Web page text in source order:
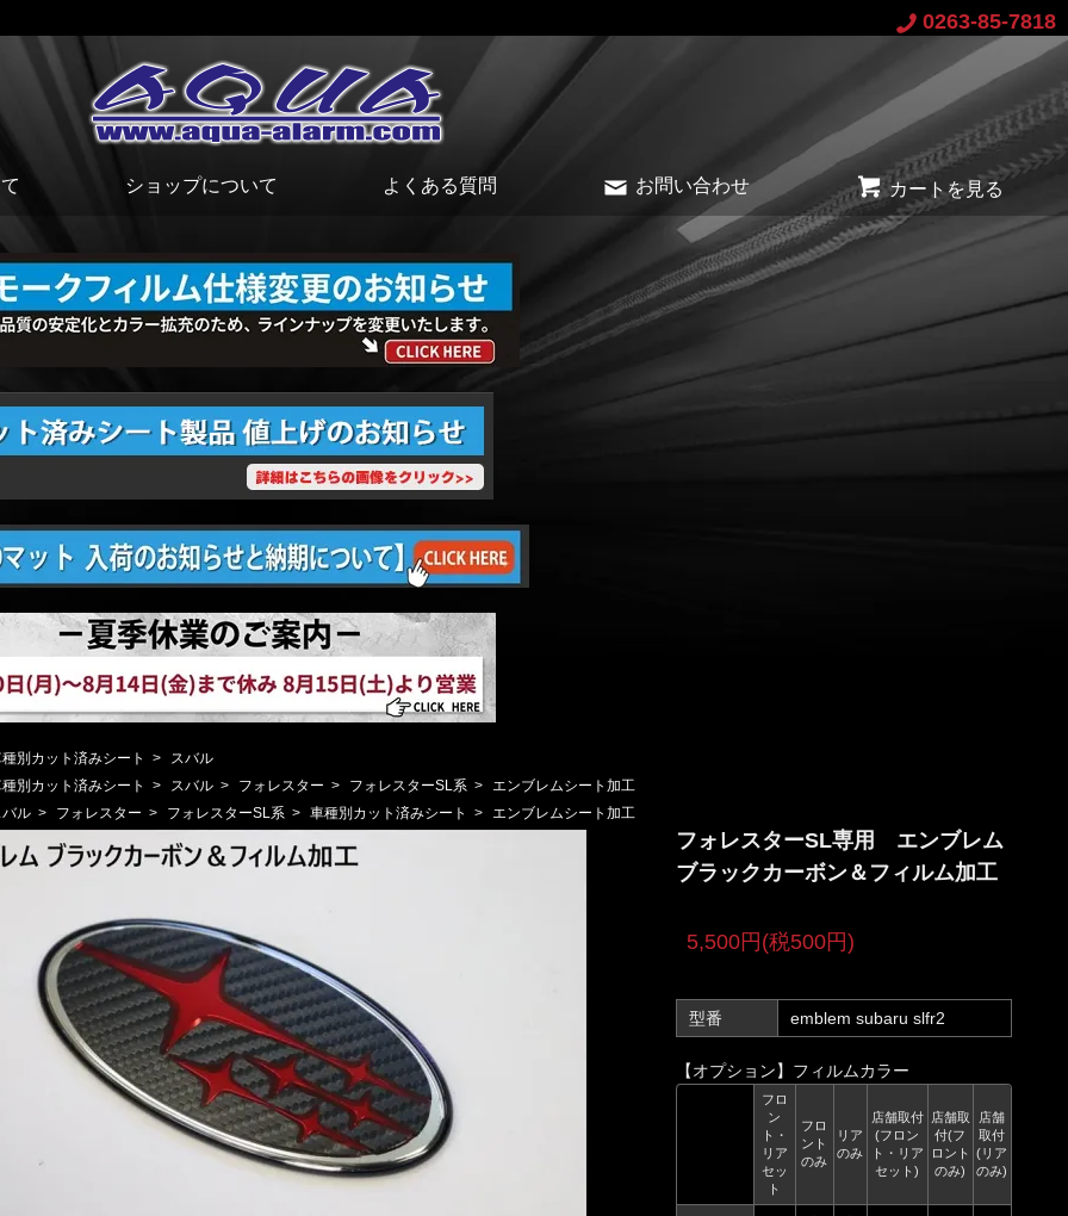
0263-85-7818
ショップについて よくある質問 お問い合わせ カートを見る
別カット済みシート >
スバル
別カット済みシート
> スバル > フォレスター > フォレスターSL系 > エンブレムシート加工
ル > フォレスター > フォレスターSL系 > 車種別カット済みシート > エンブレムシート加工
フォレスターSL専用 エンブレム
ブラックカーボン＆フィルム加工
5,500円(税500円)
型番 emblem subaru slfr2
【オプション】フィルムカラー
フロ
ン
ト・
リア
セッ
ト
フロ
ント
のみ
リア
のみ
店舗取付
(フロン
ト・リア
セット)
店舗取
付(フ
ロント
のみ)
店舗
取付
(リア
のみ)